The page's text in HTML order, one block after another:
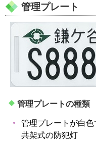
管理プレート
管理プレートの種類
管理プレートが白
共架式の防犯灯